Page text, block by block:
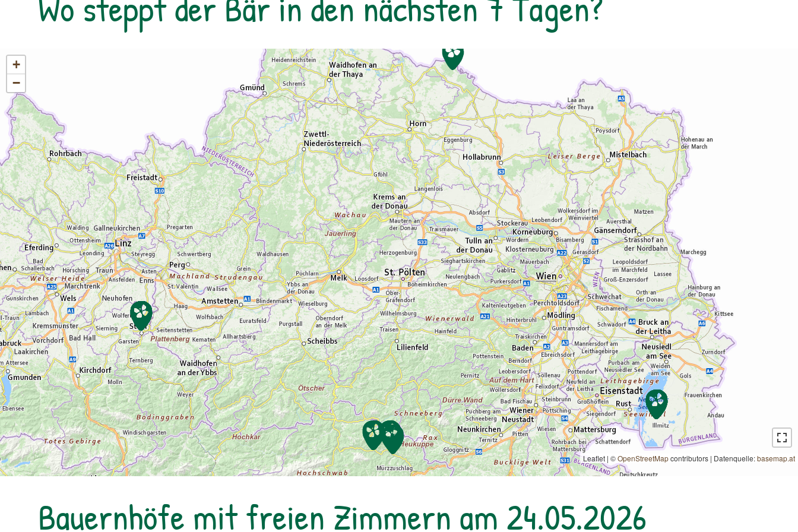
Heilkräuter, Die Apotheke der Natur – Im
Naturparkhaus im Bergsteigerdorf Ginzling
+
−
Leaflet | ©OpenStreetMapcontributors | Datenquelle:basemap.at
Bauernhöfe mit freien Zimmern am 24.05.2026